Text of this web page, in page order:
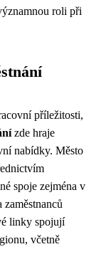
roli při
příležitosti,
zde hraje
nabídky. Město
spoje zejména v
linky spojují
včetně